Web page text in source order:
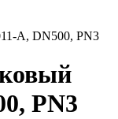
A, DN500, PN3
PN3